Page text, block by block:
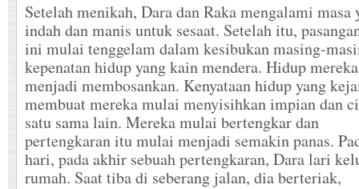
Setelah menikah, Dara dan Raka mengalami masa
indah dan manis untuk sesaat. Setelah itu,
ini mulai tenggelam dalam kesibukan masing-
kepenatan hidup yang kain mendera. Hidup mereka
menjadi membosankan. Kenyataan hidup yang
membuat mereka mulai menyisihkan impian dan
satu sama lain. Mereka mulai bertengkar dan
pertengkaran itu mulai menjadi semakin panas.
hari, pada akhir sebuah pertengkaran, Dara lari
rumah. Saat tiba di seberang jalan, dia berteriak,